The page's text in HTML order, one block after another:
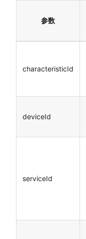
参数
characteristicId
deviceId
serviceId